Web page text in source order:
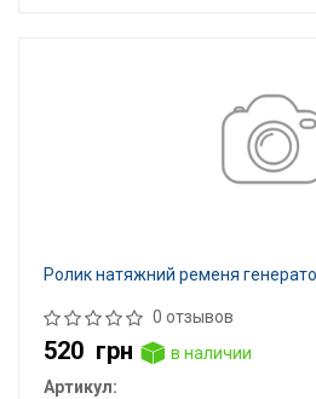
Ролик натяжний ременя
0 отзывов
520 грн
в наличии
Артикул: